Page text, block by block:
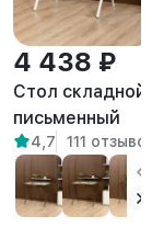
4 438 ₽
Стол складной
письменный
Симетo белый/
амаретто
4,7 111